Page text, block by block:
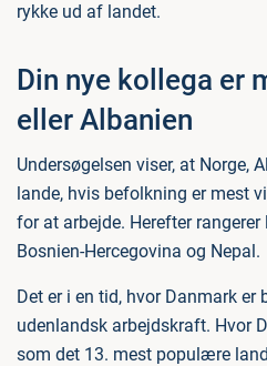
rykke ud af landet.
Din nye kollega er
eller Albanien
Undersøgelsen viser, at Norge,
lande, hvis befolkning er mest
for at arbejde. Herefter rangerer
Bosnien-Hercegovina og Nepal.
Det er i en tid, hvor Danmark
udenlandsk arbejdskraft. Hvor
som det 13. mest populære